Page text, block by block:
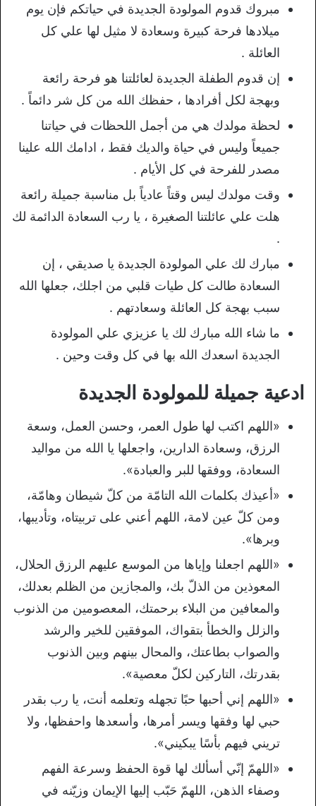
مبروك قدوم المولودة الجديدة في حياتكم فإن يوم
ميلادها فرحة كبيرة وسعادة لا مثيل لها علي كل
العائلة .
إن قدوم الطفلة الجديدة لعائلتنا هو فرحة رائعة
وبهجة لكل أفرادها ، حفظك الله من كل شر دائماً .
لحظة مولدك هي من أجمل اللحظات في حياتنا
جميعاً وليس في حياة والديك فقط ، ادامك الله علينا
مصدر للفرحة في كل الأيام .
وقت مولدك ليس وقتاً عادياً بل مناسبة جميلة رائعة
هلت علي عائلتنا الصغيرة ، يا رب السعادة الدائمة لك
.
مبارك لك علي المولودة الجديدة يا صديقي ، إن
السعادة طالت كل طيات قلبي من اجلك، جعلها الله
سبب بهجة كل العائلة وسعادتهم .
ما شاء الله مبارك لك يا عزيزي علي المولودة
الجديدة اسعدك الله بها في كل وقت وحين .
ادعية جميلة للمولودة الجديدة
«اللهم اكتب لها طول العمر، وحسن العمل، وسعة
الرزق، وسعادة الدارين، واجعلها يا الله من مواليد
السعادة، ووفقها للبر والعبادة».
«أعيذك بكلمات الله التامّة من كلّ شيطان وهامّة،
ومن كلّ عين لامة، اللهم أعني على تربيتاه، وتأديبها،
وبرها».
«اللهم اجعلنا وإياها من الموسع عليهم الرزق الحلال،
المعوذين من الذلّ بك، والمجازين من الظلم بعدلك،
والمعافين من البلاء برحمتك، المعصومين من الذنوب
والزلل والخطأ بتقواك، الموفقين للخير والرشد
والصواب بطاعتك، والمحال بينهم وبين الذنوب
بقدرتك، التاركين لكلّ معصية».
«اللهم إني أحبها حبًا تجهله وتعلمه أنت، يا رب بقدر
حبي لها وفقها ويسر أمرها، وأسعدها واحفظها، ولا
تريني فيهم بأسًا يبكيني».
«اللهمّ إنّي أسألك لها قوة الحفظ وسرعة الفهم
وصفاء الذهن، اللهمّ حَبّب إليها الإيمان وزيّنه في